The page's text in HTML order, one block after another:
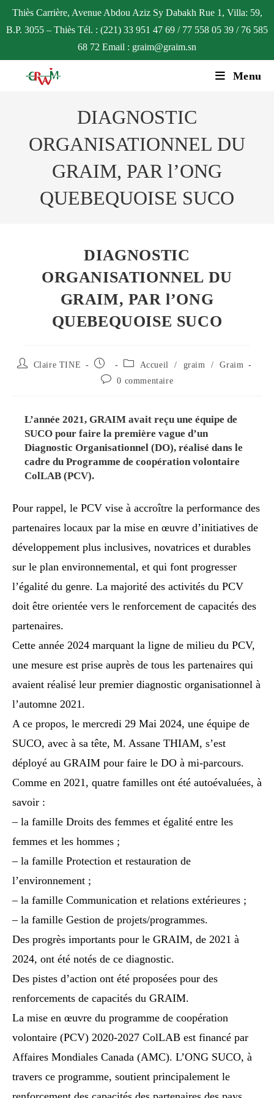
Thiès Carrière, Avenue Abdou Aziz Sy Dabakh Rue 1, Villa: 59,
B.P. 3055 – Thiès Tél. : (221) 33 951 47 69 / 77 558 05 39 / 76 585
68 72 Email : graim@graim.sn
Menu
DIAGNOSTIC
ORGANISATIONNEL DU
GRAIM, PAR l’ONG
QUEBEQUOISE SUCO
DIAGNOSTIC
ORGANISATIONNEL DU
GRAIM, PAR l’ONG
QUEBEQUOISE SUCO
Claire TINE Accueil / graim /
Graim
0 commentaire
L’année 2021, GRAIM avait reçu une équipe de
SUCO pour faire la première vague d’un
Diagnostic Organisationnel (DO), réalisé dans le
cadre du Programme de coopération volontaire
ColLAB (PCV).
Pour rappel, le PCV vise à accroître la performance des
partenaires locaux par la mise en œuvre d’initiatives de
développement plus inclusives, novatrices et durables
sur le plan environnemental, et qui font progresser
l’égalité du genre. La majorité des activités du PCV
doit être orientée vers le renforcement de capacités des
partenaires.
Cette année 2024 marquant la ligne de milieu du PCV,
une mesure est prise auprès de tous les partenaires qui
avaient réalisé leur premier diagnostic organisationnel à
l’automne 2021.
A ce propos, le mercredi 29 Mai 2024, une équipe de
SUCO, avec à sa tête, M. Assane THIAM, s’est
déployé au GRAIM pour faire le DO à mi-parcours.
Comme en 2021, quatre familles ont été autoévaluées, à
savoir :
– la famille Droits des femmes et égalité entre les
femmes et les hommes ;
– la famille Protection et restauration de
l’environnement ;
– la famille Communication et relations extérieures ;
– la famille Gestion de projets/programmes.
Des progrès importants pour le GRAIM, de 2021 à
2024, ont été notés de ce diagnostic.
Des pistes d’action ont été proposées pour des
renforcements de capacités du GRAIM.
La mise en œuvre du programme de coopération
volontaire (PCV) 2020-2027 ColLAB est financé par
Affaires Mondiales Canada (AMC). L’ONG SUCO, à
travers ce programme, soutient principalement le